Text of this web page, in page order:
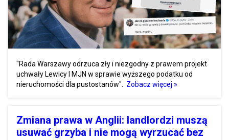
"Rada Warszawy odrzuca zły i niezgodny z prawem projekt
uchwały Lewicy I MJN w sprawie wyższego podatku od
nieruchomości dla pustostanów".
Zobacz więcej »
Zmiana prawa w Anglii: landlordzi muszą
usuwać grzyba i nie mogą wyrzucać bez